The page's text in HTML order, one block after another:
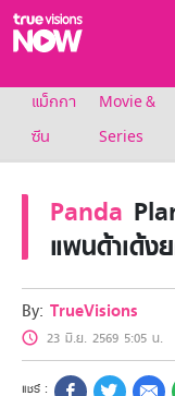
True
แพ็กเกจ
NOW ENT
NOW
NOW Muay
แพ็กเกจทรู
เคเบิลและจ
สิทธิพิเศษ
สิทธิพิเศษลูก
Showtime
HoReCa
แพ็กเกจสำห
แม็กกา
ซีน
Movie &
Series
Panda
แพนด้าเด้ง
By: TrueVisions
23 มิ.ย. 2569 5:05 น.